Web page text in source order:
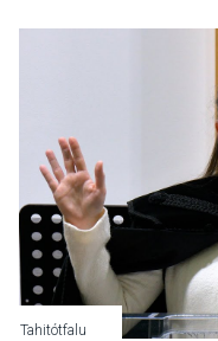
Tahitótfalu